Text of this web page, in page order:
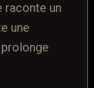
raconte un
une